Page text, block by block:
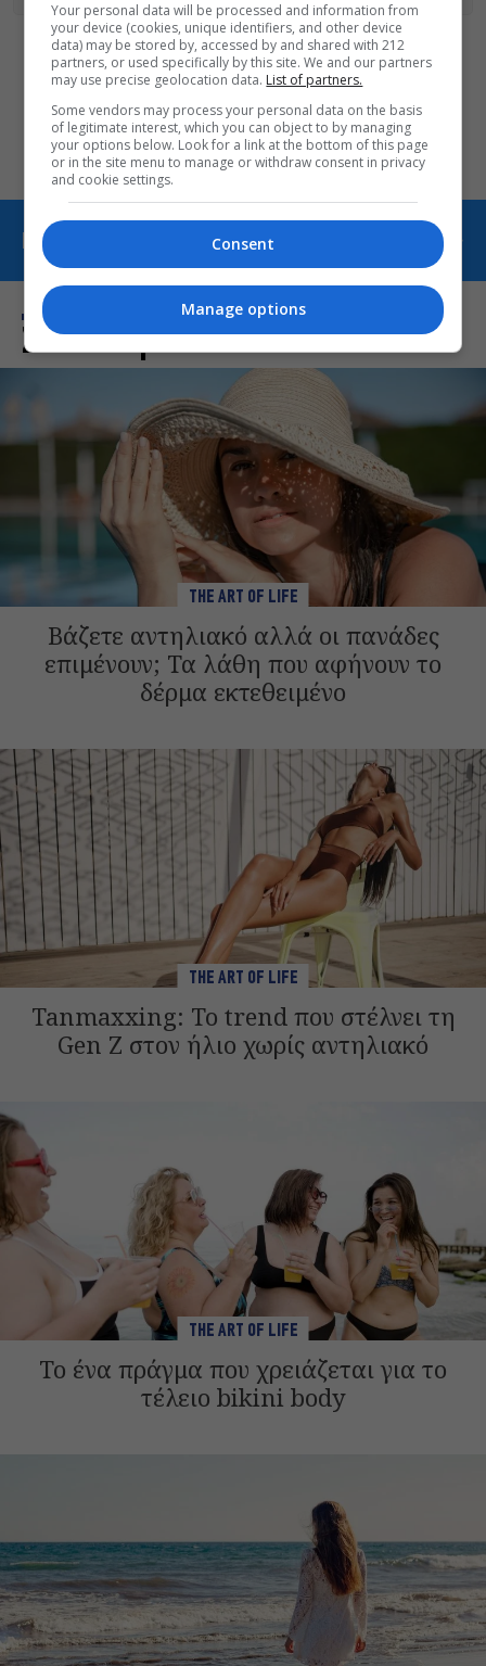
Οι «Τρωάδες» στην Επίδαυρο
αλλάζουν την αντίληψη για
τον πολιτισμό
ΠΕΡΙΣΣΟΤΕΡΑ ΑΠΟ THE ART OF LIFE
Σχετικά Θέματα
THE ART OF LIFE
Βάζετε αντηλιακό αλλά οι πανάδες
επιμένουν; Τα λάθη που αφήνουν το
δέρμα εκτεθειμένο
THE ART OF LIFE
Tanmaxxing: To trend που στέλνει τη
Gen Z στον ήλιο χωρίς αντηλιακό
THE ART OF LIFE
Το ένα πράγμα που χρειάζεται για το
τέλειο bikini body
Your personal data will be processed and information from
your device (cookies, unique identifiers, and other device
data) may be stored by, accessed by and shared with 212
partners, or used specifically by this site. We and our partners
may use precise geolocation data. List of partners.
Some vendors may process your personal data on the basis
of legitimate interest, which you can object to by managing
your options below. Look for a link at the bottom of this page
or in the site menu to manage or withdraw consent in privacy
and cookie settings.
Consent
Manage options